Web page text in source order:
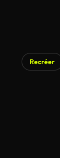
Recréer